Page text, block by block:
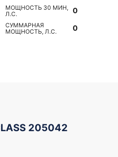
МОЩНОСТЬ 30 МИН,
Л.С.
0
СУММАРНАЯ
МОЩНОСТЬ, Л.С.
0
205042